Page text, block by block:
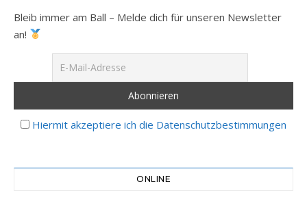
Bleib immer am Ball – Melde dich für unseren Newsletter
an!
Hiermit akzeptiere ich die Datenschutzbestimmungen
ONLINE